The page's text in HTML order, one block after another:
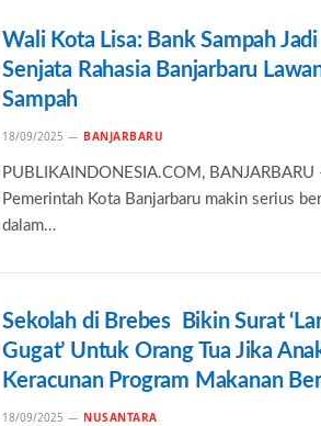
Wali Kota Lisa: Bank Sampah Jadi
Senjata Rahasia Banjarbaru
Sampah
18/09/2025 BANJARBARU
PUBLIKAINDONESIA.COM, BANJARBARU
Pemerintah Kota Banjarbaru makin serius
dalam…
Sekolah di Brebes Bikin Surat
Gugat’ Untuk Orang Tua Jika
Keracunan Program Makanan
18/09/2025 NUSANTARA